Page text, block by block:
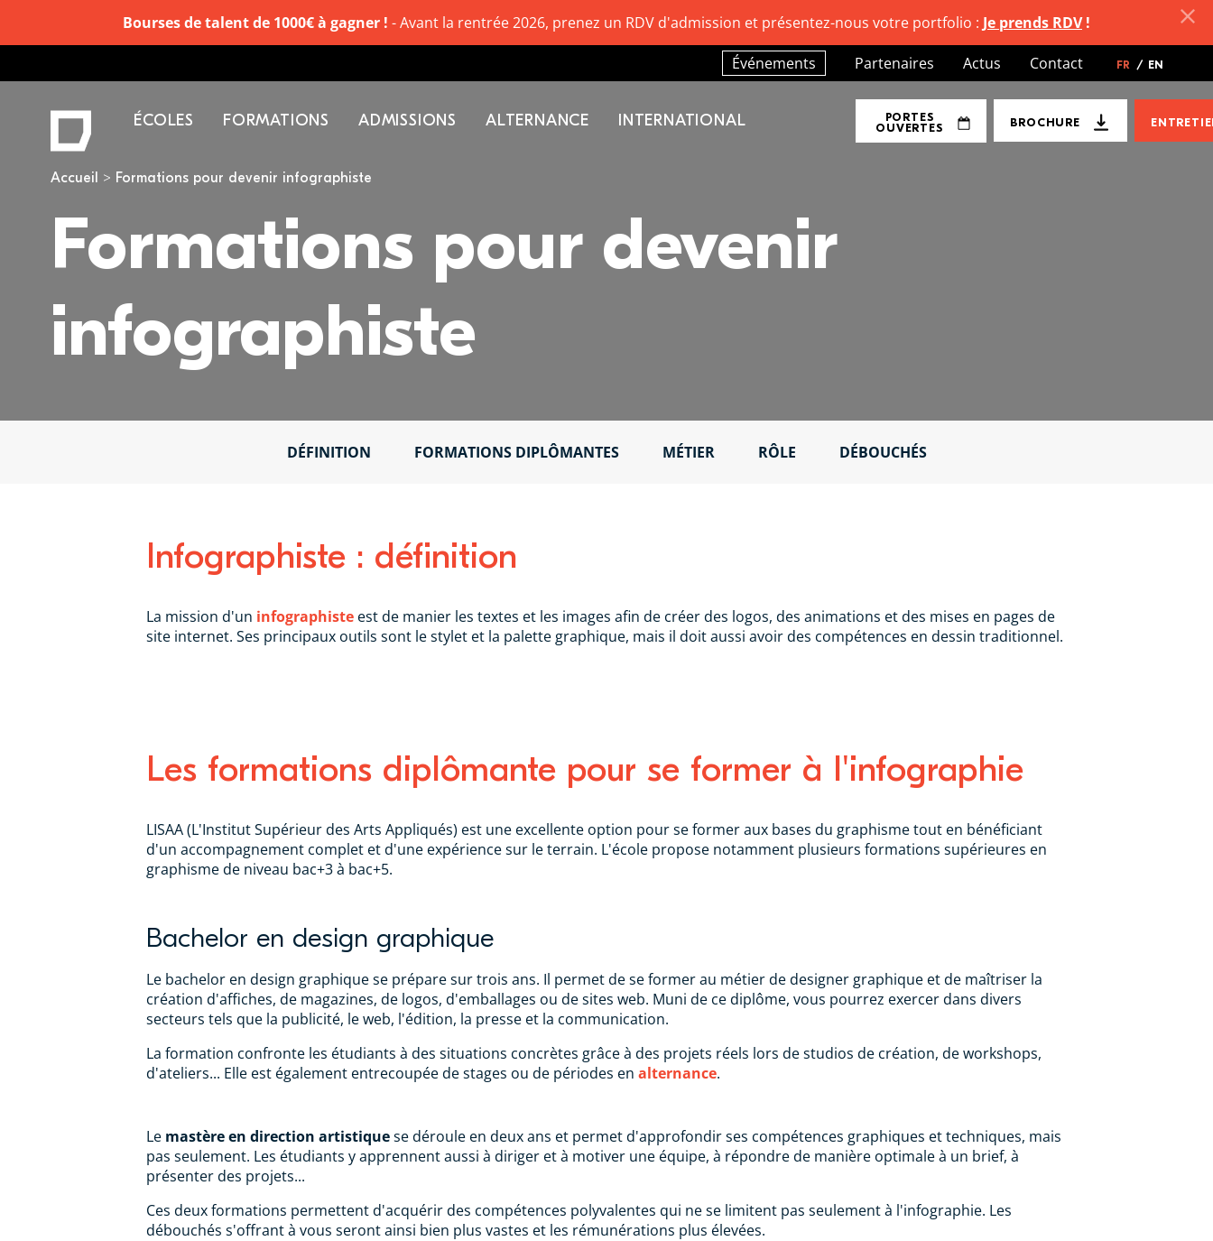
Vous êtes ici
Accueil Formations pour devenir infographiste
Formations pour devenir
infographiste
DÉFINITION FORMATIONS DIPLÔMANTES MÉTIER RÔLE DÉBOUCHÉS
Infographiste : définition
La mission d'un infographiste est de manier les textes et les images afin de créer des logos, des animations et des mises en pages de
site internet. Ses principaux outils sont le stylet et la palette graphique, mais il doit aussi avoir des compétences en dessin traditionnel.
Les formations diplômante pour se former à l'infographie
LISAA (L'Institut Supérieur des Arts Appliqués) est une excellente option pour se former aux bases du graphisme tout en bénéficiant
d'un accompagnement complet et d'une expérience sur le terrain. L'école propose notamment plusieurs formations supérieures en
graphisme de niveau bac+3 à bac+5.
Bachelor en design graphique
Le bachelor en design graphique se prépare sur trois ans. Il permet de se former au métier de designer graphique et de maîtriser la
création d'affiches, de magazines, de logos, d'emballages ou de sites web. Muni de ce diplôme, vous pourrez exercer dans divers
secteurs tels que la publicité, le web, l'édition, la presse et la communication.
La formation confronte les étudiants à des situations concrètes grâce à des projets réels lors de studios de création, de workshops,
d'ateliers... Elle est également entrecoupée de stages ou de périodes en alternance.
Le mastère en direction artistiquese déroule en deux ans et permet d'approfondir ses compétences graphiques et techniques, mais
pas seulement. Les étudiants y apprennent aussi à diriger et à motiver une équipe, à répondre de manière optimale à un brief, à
présenter des projets...
Ces deux formations permettent d'acquérir des compétences polyvalentes qui ne se limitent pas seulement à l'infographie. Les
débouchés s'offrant à vous seront ainsi bien plus vastes et les rémunérations plus élevées.
Événements Partenaires Actus Contact FR / EN
PORTES
OUVERTES
BROCHURE
ÉCOLES FORMATIONS ADMISSIONS ALTERNANCE INTERNATIONAL
Bourses de talent de 1000€ à gagner ! - Avant la rentrée 2026, prenez un RDV d'admission et présentez-nous votre portfolio : Je prends RDV!